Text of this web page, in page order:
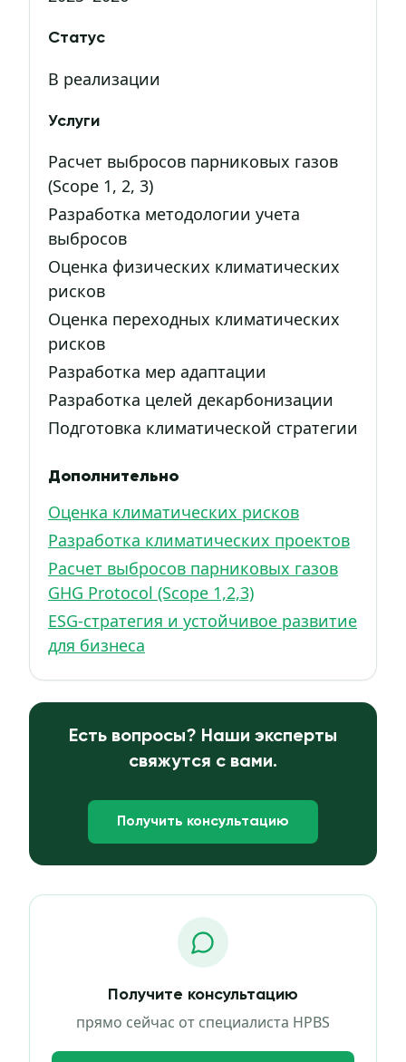
Статус
В реализации
Услуги
Расчет выбросов парниковых газов
(Scope 1, 2, 3)
Разработка методологии учета
выбросов
Оценка физических климатических
рисков
Оценка переходных климатических
рисков
Разработка мер адаптации
Разработка целей декарбонизации
Подготовка климатической стратегии
Дополнительно
Оценка климатических рисков
Разработка климатических проектов
Расчет выбросов парниковых газов
GHG Protocol (Scope 1,2,3)
ESG-стратегия и устойчивое развитие
для бизнеса
Есть вопросы? Наши эксперты
свяжутся с вами.
Получить консультацию
Получите консультацию
прямо сейчас от специалиста HPBS